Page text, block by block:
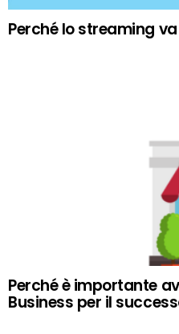
Perché lo streaming
Perché è importante
Business per il